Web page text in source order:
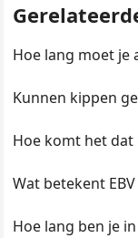
Hoe lang moet je
Kunnen kippen
Hoe komt het
Wat betekent
Hoe lang ben je